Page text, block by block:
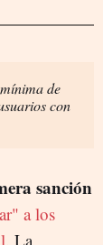
de
con
sanción
a los
. La